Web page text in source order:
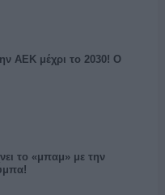
ΑΕΚ μέχρι το 2030! Ο
το «μπαμ» με την